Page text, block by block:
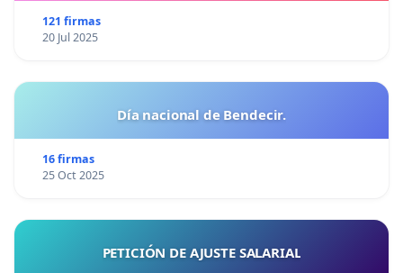
121 firmas
20 Jul 2025
Día nacional de Bendecir.
16 firmas
25 Oct 2025
PETICIÓN DE AJUSTE SALARIAL